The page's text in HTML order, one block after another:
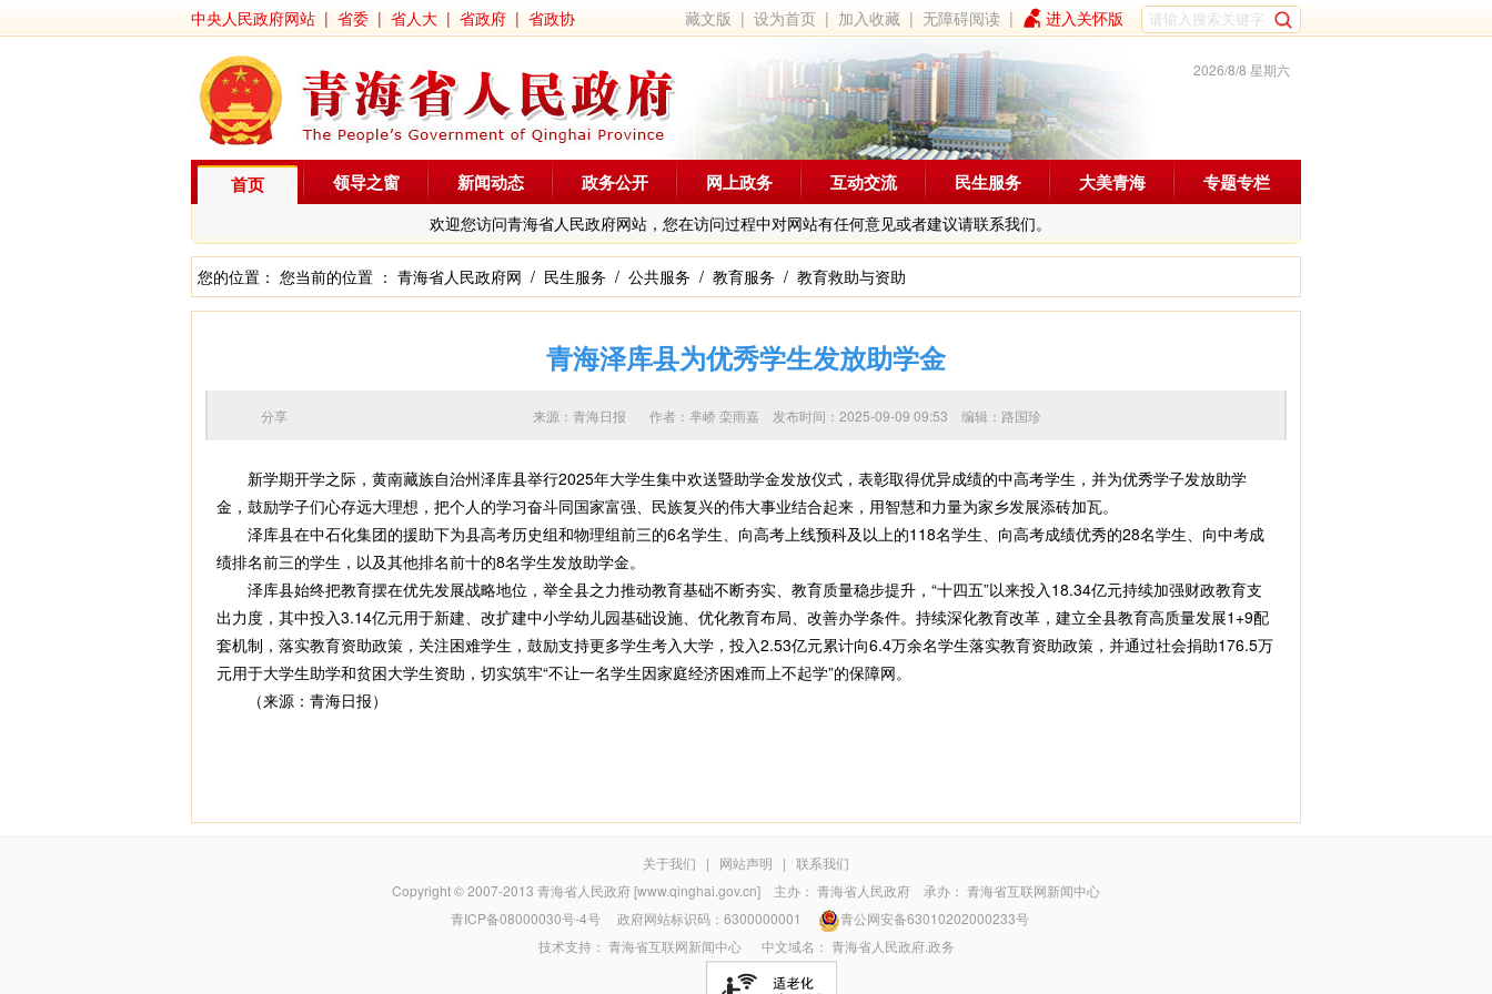
中央人民政府网站 | 省委 | 省人大 | 省政府 | 省政协 藏文版 |设为首页 | 加入收藏 |无障碍阅读 | 进入关怀版
2026/8/8 星期六
首页
欢迎您访问青海省人民政府网站，您在访问过程中对网站有任何意见或者建议请联系我们。
领导之窗 新闻动态 政务公开 网上政务 互动交流 民生服务 大美青海 专题专栏
您的位置： 您当前的位置 ： 青海省人民政府网 / 民生服务 / 公共服务 / 教育服务 / 教育救助与资助
青海泽库县为优秀学生发放助学金
来源：青海日报 作者： 芈峤 栾雨嘉 发布时间：2025-09-09 09:53 编辑：路国珍
分享
新学期开学之际，黄南藏族自治州泽库县举行2025年大学生集中欢送暨助学金发放仪式，表彰取得优异成绩的中高考学生，并为优秀学子发放助学
金，鼓励学子们心存远大理想，把个人的学习奋斗同国家富强、民族复兴的伟大事业结合起来，用智慧和力量为家乡发展添砖加瓦。
泽库县在中石化集团的援助下为县高考历史组和物理组前三的6名学生、向高考上线预科及以上的118名学生、向高考成绩优秀的28名学生、向中考成
绩排名前三的学生，以及其他排名前十的8名学生发放助学金。
泽库县始终把教育摆在优先发展战略地位，举全县之力推动教育基础不断夯实、教育质量稳步提升，“十四五”以来投入18.34亿元持续加强财政教育支
出力度，其中投入3.14亿元用于新建、改扩建中小学幼儿园基础设施、优化教育布局、改善办学条件。持续深化教育改革，建立全县教育高质量发展1+9配
套机制，落实教育资助政策，关注困难学生，鼓励支持更多学生考入大学，投入2.53亿元累计向6.4万余名学生落实教育资助政策，并通过社会捐助176.5万
元用于大学生助学和贫困大学生资助，切实筑牢“不让一名学生因家庭经济困难而上不起学”的保障网。
（来源：青海日报）
关于我们 | 网站声明 | 联系我们
Copyright © 2007-2013 青海省人民政府 [www.qinghai.gov.cn] 主办： 青海省人民政府 承办： 青海省互联网新闻中心
青ICP备08000030号-4号政府网站标识码：6300000001
青公网安备63010202000233号
技术支持： 青海省互联网新闻中心中文域名： 青海省人民政府.政务